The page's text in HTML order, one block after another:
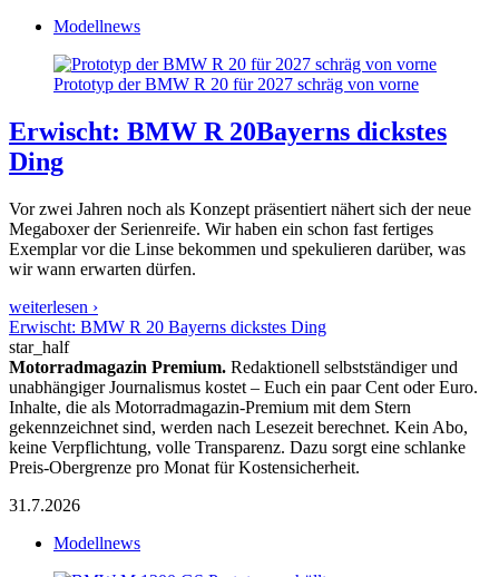
Modellnews
Prototyp der BMW R 20 für 2027 schräg von vorne
Erwischt: BMW R 20Bayerns dickstes
Ding
Vor zwei Jahren noch als Konzept präsentiert nähert sich der neue
Megaboxer der Serienreife. Wir haben ein schon fast fertiges
Exemplar vor die Linse bekommen und spekulieren darüber, was
wir wann erwarten dürfen.
weiterlesen ›
Erwischt: BMW R 20 Bayerns dickstes Ding
star_half
Motorradmagazin Premium. Redaktionell selbstständiger und
unabhängiger Journalismus kostet – Euch ein paar Cent oder Euro.
Inhalte, die als Motorradmagazin-Premium mit dem Stern
gekennzeichnet sind, werden nach Lesezeit berechnet. Kein Abo,
keine Verpflichtung, volle Transparenz. Dazu sorgt eine schlanke
Preis-Obergrenze pro Monat für Kostensicherheit.
31.7.2026
Modellnews